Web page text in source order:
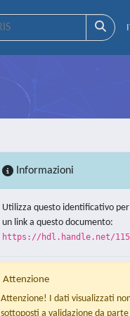
Informazioni
Utilizza questo identificativo
un link a questo documento:
https://hdl.handle.net/
Attenzione
Attenzione! I dati visualizzati
sottoposti a validazione da parte